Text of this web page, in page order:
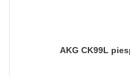
AKG CK99L